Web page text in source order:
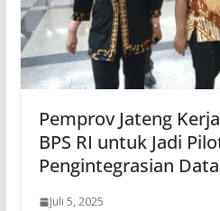
Pemprov Jateng
BPS RI untuk Jadi
Pengintegrasian Data
Juli 5, 2025